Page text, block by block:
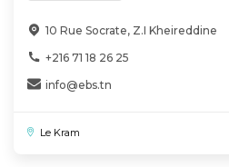
10 Rue Socrate, Z.I Kheireddine
+216 71 18 26 25
info@ebs.tn
Le Kram